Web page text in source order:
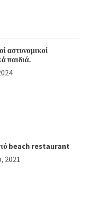
αστυνομικοί
παιδιά.
beach restaurant
2021